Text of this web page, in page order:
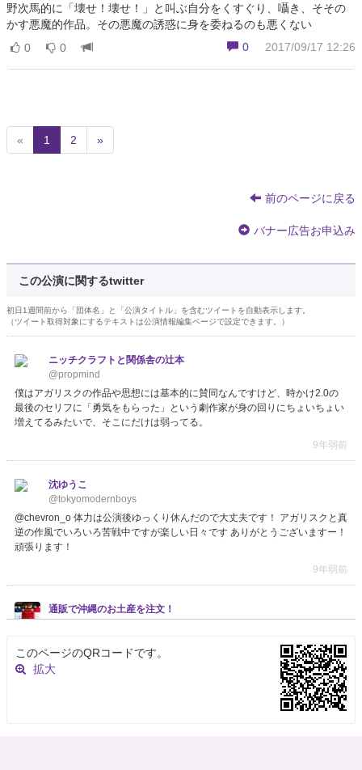
野次馬的に「壊せ！壊せ！」と叫ぶ自分をくすぐり、囁き、そその
かす悪魔的作品。その悪魔の誘惑に身を委ねるのも悪くない
0
2017/09/17 12:26
0 0
« 1
c
)
2 »
前のページに戻る
バナー広告お申込み
この公演に関するtwitter
初日1週間前から「団体名」と「公演タイトル」を含むツイートを自動表示します。
（ツイート取得対象にするテキストは公演情報編集ページで設定できます。）
ニッチクラフトと関係舎の辻本
@propmind
僕はアガリスクの作品や思想には基本的に賛同なんですけど、時かけ2.0の
最後のセリフに「勇気をもらった」という劇作家が身の回りにちょいちょい
増えてるみたいで、そこにだけは弱ってる。
9年弱前
沈ゆうこ
@tokyomodernboys
@chevron_o 体力は公演後ゆっくり休んだので大丈夫です！ アガリスクと真
逆の作風でいろいろ苦戦中ですが楽しい日々です ありがとうございますー！
頑張ります！
9年弱前
通販で沖縄のお土産を注文！
通販で沖縄のお土産を注文！→春ウコン+アガリスク茸1300粒
https://t.co/DyipnPDmqg
9年弱前
このページのQRコードです。
拡大